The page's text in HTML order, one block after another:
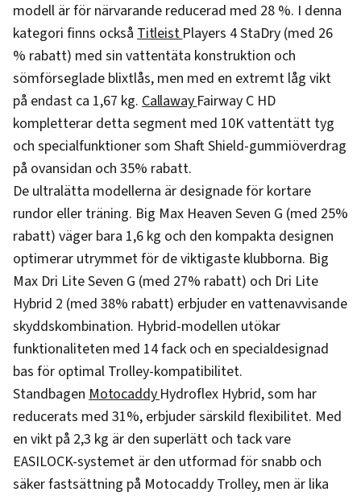
modell är för närvarande reducerad med 28 %. I denna
kategori finns också TitleistPlayers 4 StaDry (med 26
% rabatt) med sin vattentäta konstruktion och
sömförseglade blixtlås, men med en extremt låg vikt
på endast ca 1,67 kg. CallawayFairway C HD
kompletterar detta segment med 10K vattentätt tyg
och specialfunktioner som Shaft Shield-gummiöverdrag
på ovansidan och 35% rabatt.
De ultralätta modellerna är designade för kortare
rundor eller träning. Big Max Heaven Seven G (med 25%
rabatt) väger bara 1,6 kg och den kompakta designen
optimerar utrymmet för de viktigaste klubborna. Big
Max Dri Lite Seven G (med 27% rabatt) och Dri Lite
Hybrid 2 (med 38% rabatt) erbjuder en vattenavvisande
skyddskombination. Hybrid-modellen utökar
funktionaliteten med 14 fack och en specialdesignad
bas för optimal Trolley-kompatibilitet.
Standbagen MotocaddyHydroflex Hybrid, som har
reducerats med 31%, erbjuder särskild flexibilitet. Med
en vikt på 2,3 kg är den superlätt och tack vare
EASILOCK-systemet är den utformad för snabb och
säker fastsättning på Motocaddy Trolley, men är lika